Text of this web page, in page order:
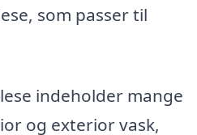
som passer til
indeholder mange
og exterior vask,